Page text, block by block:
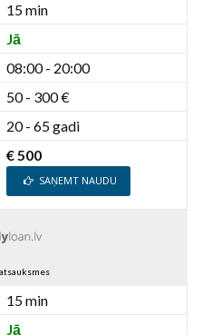
15 min
Jā
08:00 - 20:00
50 - 300 €
20 - 65 gadi
€ 500
SAŅEMT NAUDU
15 min
Jā